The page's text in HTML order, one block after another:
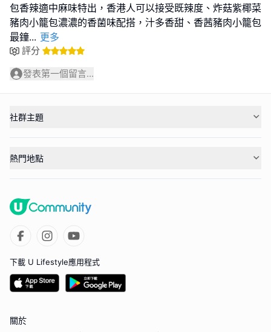
包香辣適中麻味特出，香港人可以接受既辣度、炸菇紫椰菜
豬肉小籠包濃濃的香菌味配搭，汁多香甜、香茜豬肉小籠包
最鐘... 更多
評分
發表第一個留言...
社群主題
熱門地點
下載 U Lifestyle應用程式
關於